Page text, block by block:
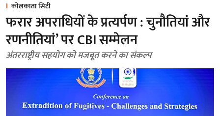
कोलकाता सिटी
फरार अपराधियों के प्रत्यर्पण : चुनौतियां और
रणनीतियां’ पर CBI सम्मेलन
अंतरराष्ट्रीय सहयोग को मजबूत करने का संकल्प